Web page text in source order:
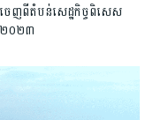
េញពីតំបន់សេដ្ឋកិច្ចពិសេស
២០២៣